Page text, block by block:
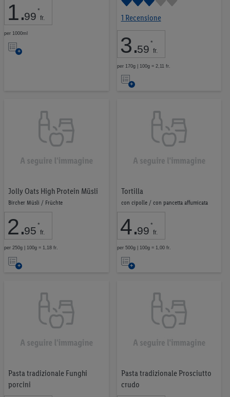
1.99 *
fr.
per 1000ml
Nell’elenco
1 Recensione
3.59 *
fr.
per 170g | 100g = 2,11 fr.
Nell’elenco
Jolly Oats High Protein Müsli
Bircher Müsli / Früchte
2.95 *
fr.
per 250g | 100g = 1,18 fr.
Nell’elenco
Tortilla
con cipolle / con pancetta affumicata
4.99 *
fr.
per 500g | 100g = 1,00 fr.
Nell’elenco
Pasta tradizionale Funghi
porcini
Pasta tradizionale Prosciutto
crudo
Snack equilibrati
7,99 CHF